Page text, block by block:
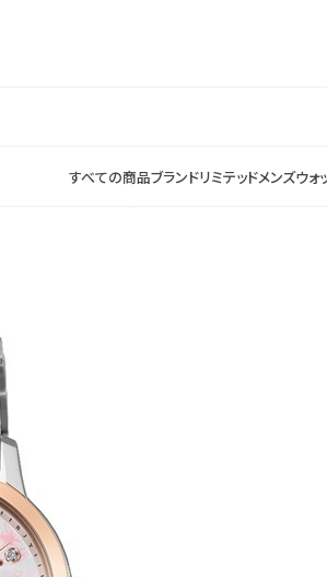
すべての商品ブランドリミテッドメンズウォ